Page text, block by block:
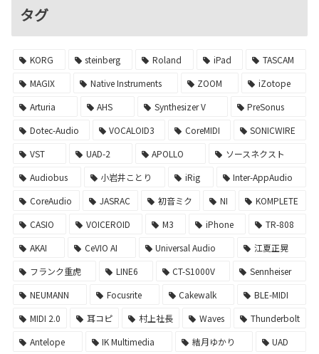
タグ
KORG steinberg Roland iPad
TASCAM
MAGIX
Native Instruments ZOOM
iZotope
Arturia
AHS Synthesizer V
PreSonus
Dotec-Audio
VOCALOID3 CoreMIDI
SONICWIRE
VST
UAD-2 APOLLO
ソースネクスト
Audiobus
小岩井ことり iRig
Inter-AppAudio
CoreAudio
JASRAC 初音ミク NI
KOMPLETE
CASIO
VOICEROID M3 iPhone
TR-808
AKAI
CeVIO AI Universal Audio
江夏正晃
フランク重虎
LINE6 CT-S1000V
Sennheiser
NEUMANN
Focusrite Cakewalk
BLE-MIDI
MIDI 2.0
耳コピ 村上社長 Waves
Thunderbolt
Antelope
IK Multimedia 結月ゆかり
UAD